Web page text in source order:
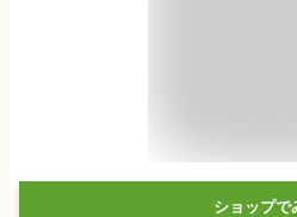
ショップで